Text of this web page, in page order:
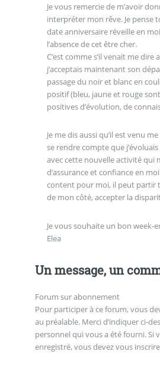
Je vous remercie de m’avoir
interpréter mon rêve. Je pense
date anniversaire réveille en
l’absence de cet être cher.
C’est comme s’il venait me dire
j’acceptais maintenant son
passage du noir et blanc en
positif (bleu, jaune et rouge
positives d’évolution, de
Je me dis aussi qu’il est venu
se rendre compte que
avec cette nouvelle activité qui
d’assurance et confiance en
content pour moi, il peut partir
de mon côté, accepter la
Je vous souhaite un bon week-
Elea
Un message, un
Forum sur abonnement
Pour participer à ce forum, vous
au préalable. Merci d’indiquer ci-
personnel qui vous a été fourni. Si
enregistré, vous devez vous